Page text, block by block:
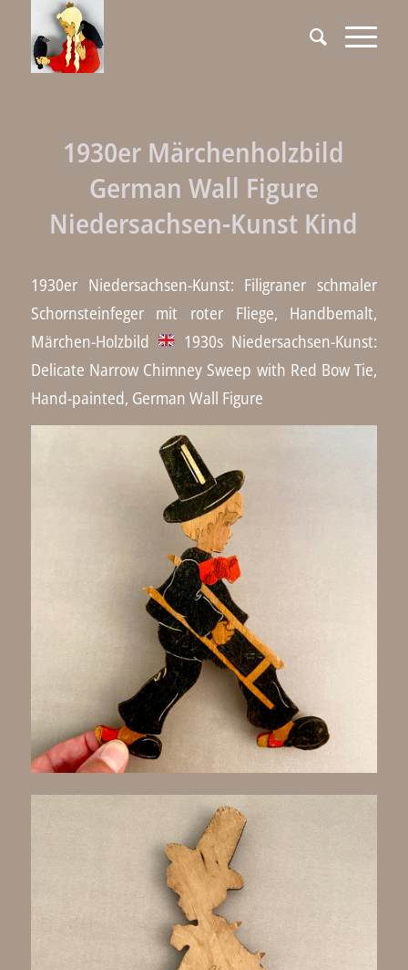
1930er Märchenholzbild
German Wall Figure
Niedersachsen-Kunst Kind
1930er Niedersachsen-Kunst: Filigraner schmaler
Schornsteinfeger mit roter Fliege, Handbemalt,
Märchen-Holzbild
1930s Niedersachsen-Kunst:
Delicate Narrow Chimney Sweep with Red Bow Tie,
Hand-painted, German Wall Figure